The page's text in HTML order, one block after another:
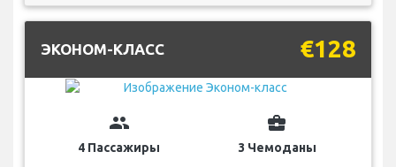
ЭКОНОМ-КЛАСС €128
group
4 Пассажиры
business_center
3 Чемоданы